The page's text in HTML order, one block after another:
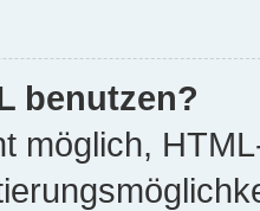
benutzen?
möglich,